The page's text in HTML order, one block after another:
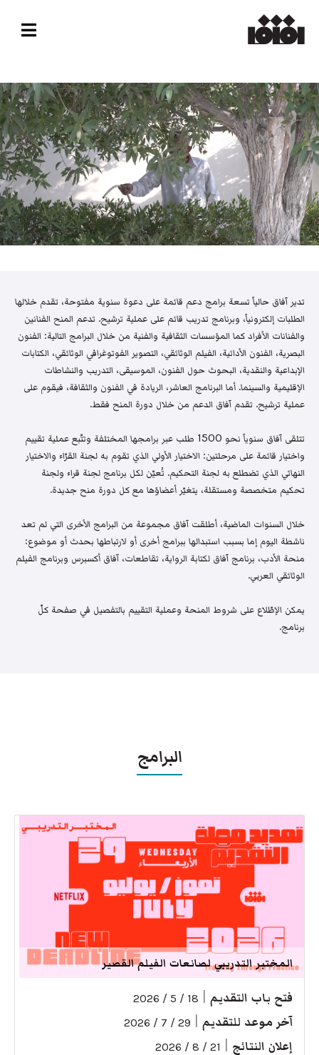
تدير آفاق حالياً تسعة برامج دعم قائمة على دعوة سنوية مفتوحة، تقدم خلالها
الطلبات إلكترونياً، وبرنامج تدريب قائم على عملية ترشيح. تدعم المنح الفنانين
والفنانات الأفراد كما المؤسسات الثقافية والفنية من خلال البرامج التالية: الفنون
البصرية، الفنون الأدائية، الفيلم الوثائقي، التصوير الفوتوغرافي الوثائقي، الكتابات
الإبداعية والنقدية، البحوث حول الفنون، الموسيقى، التدريب والنشاطات
الإقليمية والسينما. أما البرنامج العاشر، الريادة في الفنون والثقافة، فيقوم على
عملية ترشيح. تقدم آفاق الدعم من خلال دورة المنح فقط.
تتلقى آفاق سنوياً نحو 1500 طلب عبر برامجها المختلفة وتتّبع عملية تقييم
واختيار قائمة على مرحلتين: الاختيار الأولي الذي تقوم به لجنة القرّاء والاختيار
النهائي الذي تضطلع به لجنة التحكيم. تُعيّن لكل برنامج لجنة قراء ولجنة
تحكيم متخصصة ومستقلة، يتغيّر أعضاؤها مع كل دورة منح جديدة.
خلال السنوات الماضية، أطلقت آفاق مجموعة من البرامج الأخرى التي لم تعد
ناشطة اليوم إما بسبب استبدالها ببرامج أخرى أو لارتباطها بحدث أو موضوع:
منحة الأدب، برنامج آفاق لكتابة الرواية، تقاطعات، آفاق أكسبرس وبرنامج الفيلم
الوثائقي العربي.
يمكن الإطّلاع على شروط المنحة وعملية التقييم بالتفصيل في صفحة كلّ
برنامج.
البرامج
المختبر التدريبي لصانعات الفيلم القصير
فتح باب التقديم 18 / 5 / 2026
آخر موعد للتقديم 29 / 7 / 2026
إعلان النتائج 21 / 8 / 2026